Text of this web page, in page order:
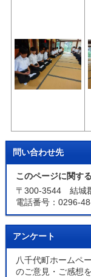
問い合わせ先
このページに関す
〒300-3544 結城
電話番号：0296-
アンケート
八千代町ホームペ
のご意見・ご感想